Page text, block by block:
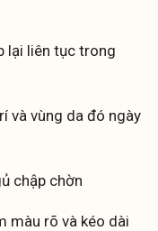
lại liên tục trong
và vùng da đó ngày
chập chờn
màu rõ và kéo dài